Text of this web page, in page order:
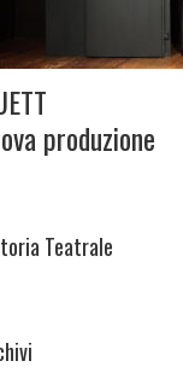
produzione
Teatrale